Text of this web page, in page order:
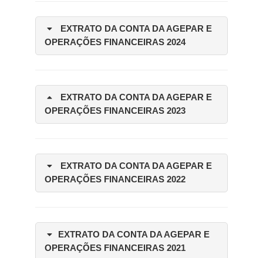
EXTRATO DA CONTA DA AGEPAR E
OPERAÇÕES FINANCEIRAS 2024
EXTRATO DA CONTA DA AGEPAR E
OPERAÇÕES FINANCEIRAS 2023
EXTRATO DA CONTA DA AGEPAR E
OPERAÇÕES FINANCEIRAS 2022
EXTRATO DA CONTA DA AGEPAR E
OPERAÇÕES FINANCEIRAS 2021